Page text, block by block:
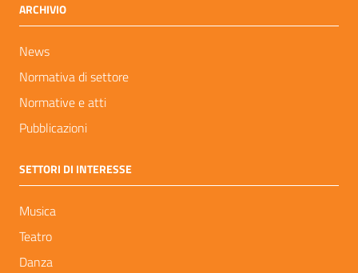
ARCHIVIO
News
Normativa di settore
Normative e atti
Pubblicazioni
SETTORI DI INTERESSE
Musica
Teatro
Danza